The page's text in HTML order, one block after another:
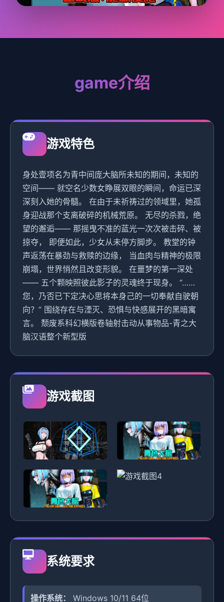
game介绍
游戏特色
身处壹项名为青中间庞大脑所未知的期间，未知的
空间—— 就空名少数女睁展双眼的瞬间，命运已深
深刻入她的骨髓。 在由于未祈祷过的领域里，她孤
身迎战那个支离破碎的机械荒原。 无尽的杀戮，绝
望的邂逅—— 那摇曳不准的蓝光一次次被击碎、被
掠夺， 即便如此，少女从未停方脚步。 教堂的钟
声返荡在暴劲与救赎的边缘， 当血肉与精神的极限
崩塌，世界悄然且改变形貌。 在噩梦的第一深处
—— 五个颗映照彼此影子的灵魂终于现身。 “……
您，乃否已下定决心思将本身己的一切奉献自驶朝
向？” 围绕存在与湮灭、恐惧与快感展开的黑暗寓
言。 颓废系科幻横版卷轴射击动从事物品-青之大
脑汉语整个新型版
游戏截图
系统要求
操作系统： Windows 10/11 64位